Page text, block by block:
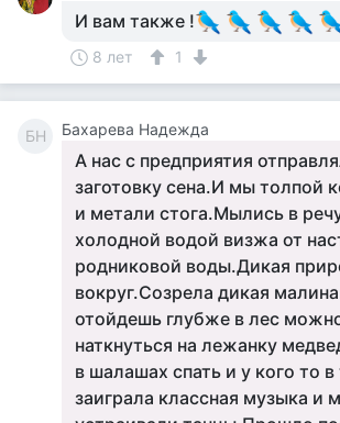
И вам также !
8 лет 1
БН Бахарева Надежда
А нас с предприятия
заготовку сена.И мы толпой
и метали стога.Мылись в
холодной водой визжа от
родниковой воды.Дикая
вокруг.Созрела дикая
отойдешь глубже в лес
наткнуться на лежанку
в шалашах спать и у кого то
заиграла классная музыка и